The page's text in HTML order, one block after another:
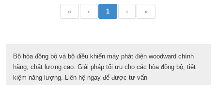
« ‹ 1 › »
Bộ hòa đồng bộ và bộ điều khiển máy phát điện woodward chính
hãng, chất lượng cao. Giải pháp tối ưu cho các hòa đồng bộ, tiết
kiệm năng lượng. Liên hệ ngay để được tư vấn